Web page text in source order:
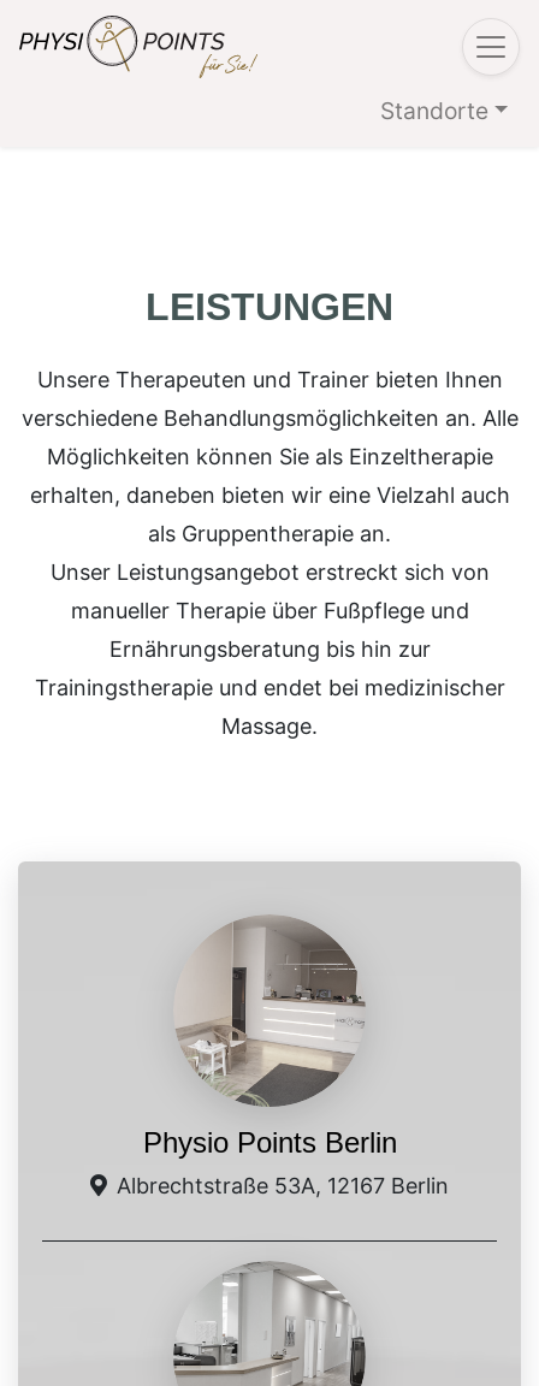
Standorte
LEISTUNGEN
Unsere Therapeuten und Trainer bieten Ihnen
verschiedene Behandlungsmöglichkeiten an. Alle
Möglichkeiten können Sie als Einzeltherapie
erhalten, daneben bieten wir eine Vielzahl auch
als Gruppentherapie an.
Unser Leistungsangebot erstreckt sich von
manueller Therapie über Fußpflege und
Ernährungsberatung bis hin zur
Trainingstherapie und endet bei medizinischer
Massage.
Physio Points Berlin
Albrechtstraße 53A, 12167 Berlin